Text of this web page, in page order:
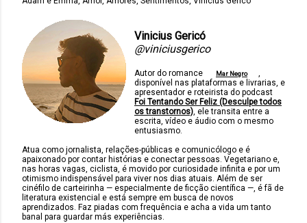
Vinicius Gericó
@viniciusgerico
Autor do romance Mar Negro
,
disponível nas plataformas e livrarias, e
apresentador e roteirista do podcast
Foi Tentando Ser Feliz (Desculpe todos
os transtornos), ele transita entre a
escrita, vídeo e áudio com o mesmo
entusiasmo.
Atua como jornalista, relações-públicas e comunicólogo e é
apaixonado por contar histórias e conectar pessoas. Vegetariano e,
nas horas vagas, ciclista, é movido por curiosidade infinita e por um
otimismo indispensável para viver nos dias atuais. Além de ser
cinéfilo de carteirinha — especialmente de ficção científica —, é fã de
literatura existencial e está sempre em busca de novos
aprendizados. Faz piadas com frequência e acha a vida um tanto
banal para guardar más experiências.